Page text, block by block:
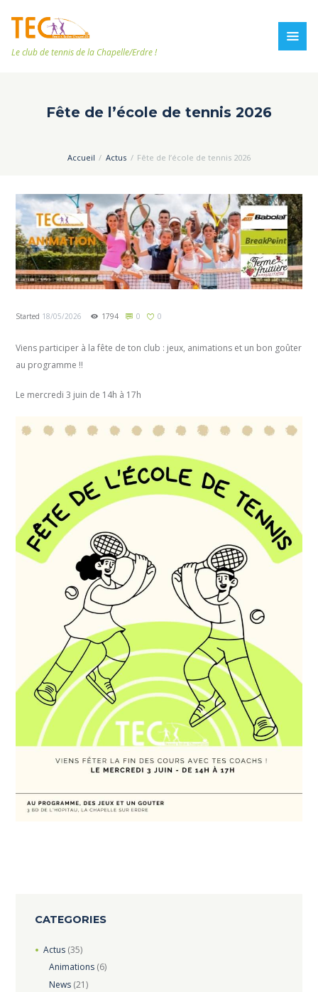
Le club de tennis de la Chapelle/Erdre !
Fête de l’école de tennis 2026
Accueil Actus Fête de l’école de tennis 2026
Started 18/05/2026 1794 0 0
Viens participer à la fête de ton club : jeux, animations et un bon goûter
au programme !!
Le mercredi 3 juin de 14h à 17h
CATEGORIES
Actus(35)
Animations (6)
News (21)